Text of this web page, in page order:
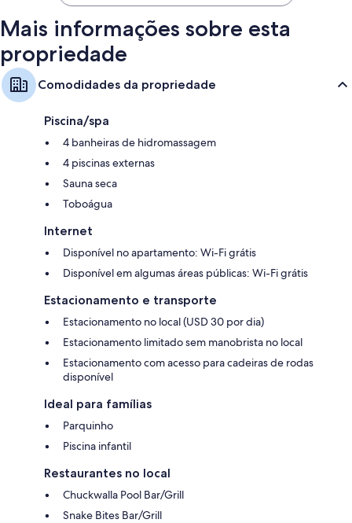
Mais informações sobre esta
propriedade
Comodidades da propriedade
Piscina/spa
4 banheiras de hidromassagem
4 piscinas externas
Sauna seca
Toboágua
Internet
Disponível no apartamento: Wi-Fi grátis
Disponível em algumas áreas públicas: Wi-Fi grátis
Estacionamento e transporte
Estacionamento no local (USD 30 por dia)
Estacionamento limitado sem manobrista no local
Estacionamento com acesso para cadeiras de rodas
disponível
Ideal para famílias
Parquinho
Piscina infantil
Restaurantes no local
Chuckwalla Pool Bar/Grill
Snake Bites Bar/Grill